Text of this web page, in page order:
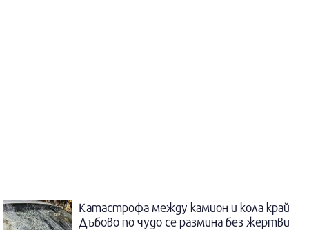
Катастрофа между камион и кола край
Дъбово по чудо се размина без жертви